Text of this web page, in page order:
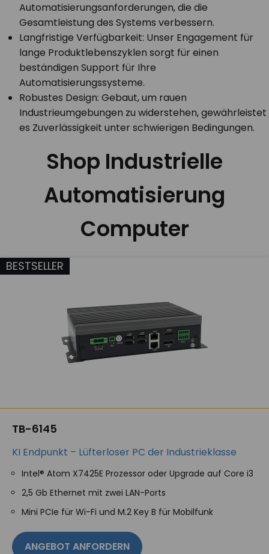
Automatisierungsanforderungen, die die
Gesamtleistung des Systems verbessern.
Langfristige Verfügbarkeit: Unser Engagement für
lange Produktlebenszyklen sorgt für einen
beständigen Support für Ihre
Automatisierungssysteme.
Robustes Design: Gebaut, um rauen
Industrieumgebungen zu widerstehen, gewährleistet
es Zuverlässigkeit unter schwierigen Bedingungen.
Shop Industrielle
Automatisierung
Computer
BESTSELLER
TB-6145
KI Endpunkt – Lüfterloser PC der Industrieklasse
Intel® Atom X7425E Prozessor oder Upgrade auf Core i3
2,5 Gb Ethernet mit zwei LAN-Ports
Mini PCIe für Wi-Fi und M.2 Key B für Mobilfunk
ANGEBOT ANFORDERN